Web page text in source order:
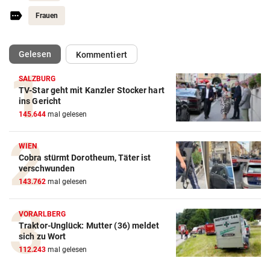
Frauen
Gelesen(ausgewählt)Kommentiert
SALZBURG
TV-Star geht mit Kanzler Stocker hart
ins Gericht
145.644 mal gelesen
WIEN
Cobra stürmt Dorotheum, Täter ist
verschwunden
143.762 mal gelesen
VORARLBERG
Traktor-Unglück: Mutter (36) meldet
sich zu Wort
112.243 mal gelesen